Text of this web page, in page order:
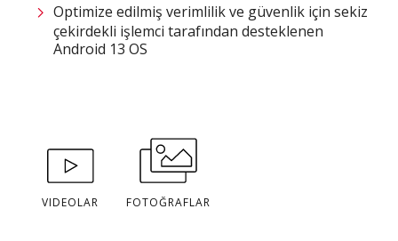
Optimize edilmiş verimlilik ve güvenlik için sekiz
çekirdekli işlemci tarafından desteklenen
Android 13 OS
VIDEOLAR FOTOĞRAFLAR